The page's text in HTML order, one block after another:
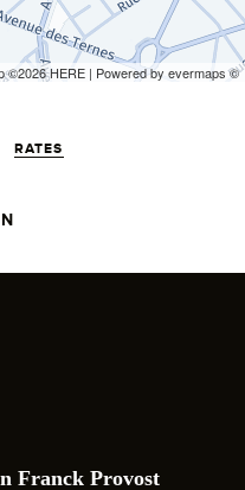
©2026HERE | Powered by evermaps©
RATES
Franck Provost